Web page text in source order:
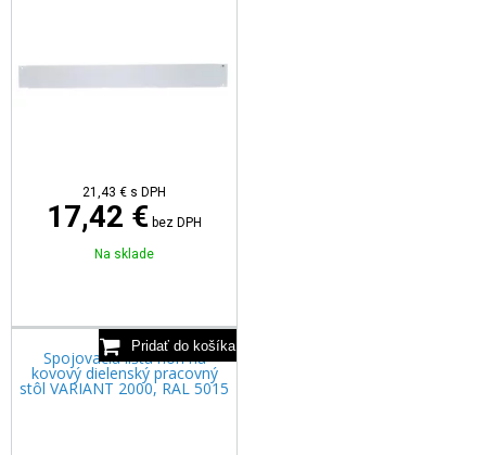
21,43 € s DPH
17,42 € bez DPH
Na sklade
Spojovacia lišta nôh na
kovový dielenský pracovný
stôl VARIANT 2000, RAL 5015